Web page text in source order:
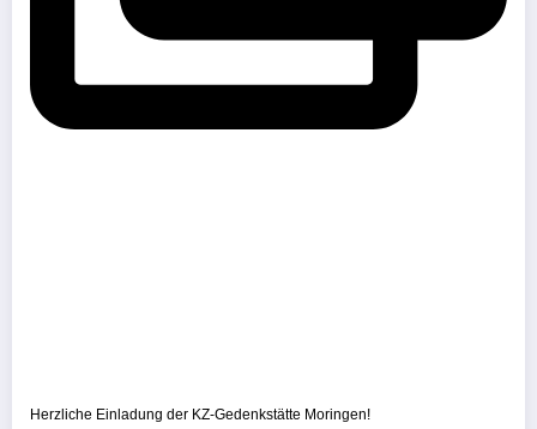
Herzliche Einladung der KZ-Gedenkstätte Moringen!